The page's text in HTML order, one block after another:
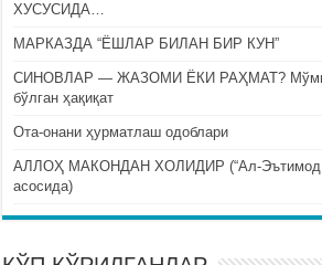
ХУСУСИДА…
МАРКАЗДА “ЁШЛАР БИЛАН БИР КУН”
СИНОВЛАР — ЖАЗОМИ ЁКИ РАҲМАТ?
бўлган ҳақиқат
Ота-онани ҳурматлаш одоблари
АЛЛОҲ МАКОНДАН ХОЛИДИР (“Ал-Эътимод
асосида)